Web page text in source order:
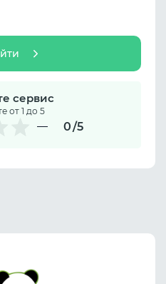
сервис
от 1 до 5
0/5